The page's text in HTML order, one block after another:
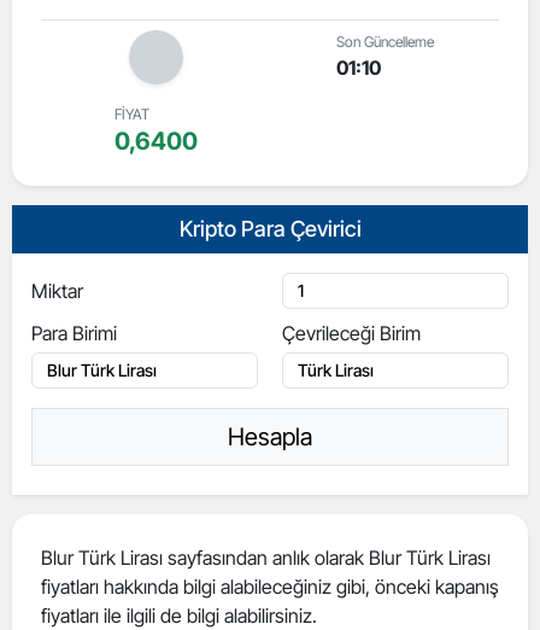
Son Güncelleme
01:10
FİYAT
0,6400
Kripto Para Çevirici
Miktar
Para Birimi
Çevrileceği Birim
Hesapla
Blur Türk Lirası sayfasından anlık olarak Blur Türk Lirası
fiyatları hakkında bilgi alabileceğiniz gibi, önceki kapanış
fiyatları ile ilgili de bilgi alabilirsiniz.